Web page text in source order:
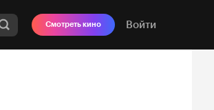
Смотреть кино Войти